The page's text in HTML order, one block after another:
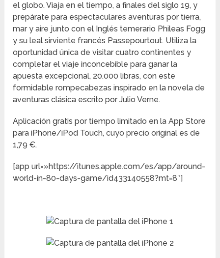
el globo. Viaja en el tiempo, a finales del siglo 19, y
prepárate para espectaculares aventuras por tierra,
mar y aire junto con el Inglés temerario Phileas Fogg
y su leal sirviente francés Passepourtout. Utiliza la
oportunidad única de visitar cuatro continentes y
completar el viaje inconcebible para ganar la
apuesta excepcional, 20.000 libras, con este
formidable rompecabezas inspirado en la novela de
aventuras clásica escrito por Julio Verne.
Aplicación gratis por tiempo limitado en la App Store
para iPhone/iPod Touch, cuyo precio original es de
1,79 €.
[app url=»https://itunes.apple.com/es/app/around-
world-in-80-days-game/id433140558?mt=8″]